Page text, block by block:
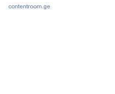
contentroom.ge